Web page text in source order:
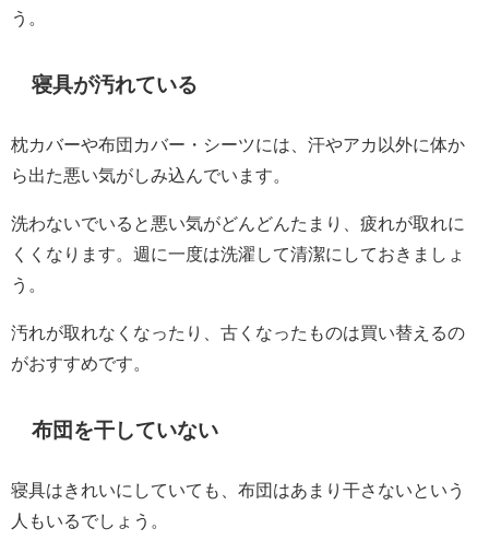
う。
寝具が汚れている
枕カバーや布団カバー・シーツには、汗やアカ以外に体か
ら出た悪い気がしみ込んでいます。
洗わないでいると悪い気がどんどんたまり、疲れが取れに
くくなります。週に一度は洗濯して清潔にしておきましょ
う。
汚れが取れなくなったり、古くなったものは買い替えるの
がおすすめです。
布団を干していない
寝具はきれいにしていても、布団はあまり干さないという
人もいるでしょう。